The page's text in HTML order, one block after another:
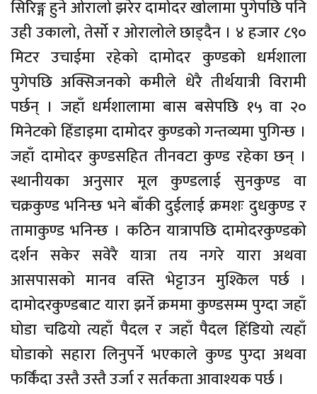
सिरिङ्ग हुने ओरालो झरेर दामोदर खोलामा पुगेपछि पनि
उही उकालो, तेर्सो र ओरालोले छाड्दैन । ४ हजार ८९०
मिटर उचाईमा रहेको दामोदर कुण्डको धर्मशाला
पुगेपछि अक्सिजनको कमीले धेरै तीर्थयात्री विरामी
पर्छन् । जहाँ धर्मशालामा बास बसेपछि १५ वा २०
मिनेटको हिँडाइमा दामोदर कुण्डको गन्तव्यमा पुगिन्छ ।
जहाँ दामोदर कुण्डसहित तीनवटा कुण्ड रहेका छन् ।
स्थानीयका अनुसार मूल कुण्डलाई सुनकुण्ड वा
चक्रकुण्ड भनिन्छ भने बाँकी दुईलाई क्रमशः दुधकुण्ड र
तामाकुण्ड भनिन्छ । कठिन यात्रापछि दामोदरकुण्डको
दर्शन सकेर सवेरै यात्रा तय नगरे यारा अथवा
आसपासको मानव वस्ति भेट्टाउन मुश्किल पर्छ ।
दामोदरकुण्डबाट यारा झर्ने क्रममा कुण्डसम्म पुग्दा जहाँ
घोडा चढियो त्यहाँ पैदल र जहाँ पैदल हिँडियो त्यहाँ
घोडाको सहारा लिनुपर्ने भएकाले कुण्ड पुग्दा अथवा
फर्किंदा उस्तै उस्तै उर्जा र सर्तकता आवाश्यक पर्छ ।